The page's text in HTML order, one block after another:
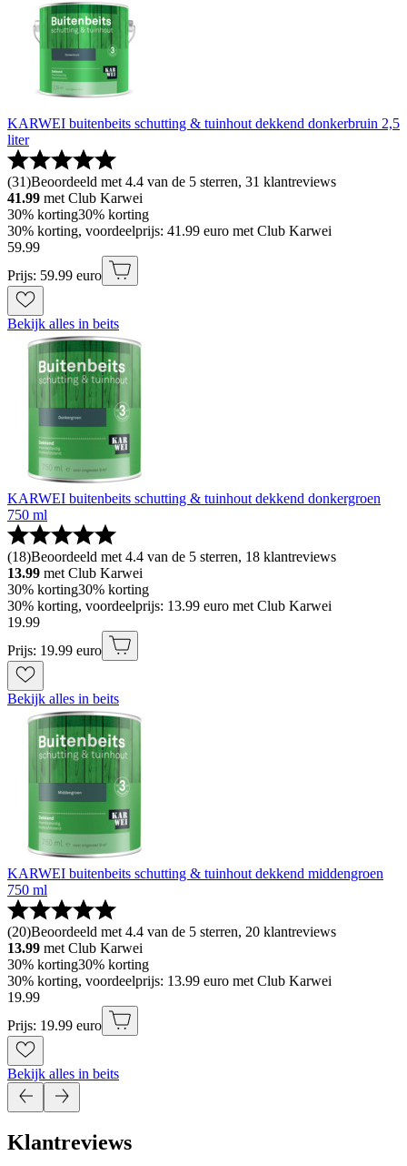
KARWEI buitenbeits schutting & tuinhout dekkend donkerbruin 2,5
liter
(31)Beoordeeld met 4.4 van de 5 sterren, 31 klantreviews
41.99 met Club Karwei
30% korting30% korting
30% korting, voordeelprijs: 41.99 euro met Club Karwei
59.99
Prijs: 59.99 euro
Bekijk alles in beits
KARWEI buitenbeits schutting & tuinhout dekkend donkergroen
750 ml
(18)Beoordeeld met 4.4 van de 5 sterren, 18 klantreviews
13.99 met Club Karwei
30% korting30% korting
30% korting, voordeelprijs: 13.99 euro met Club Karwei
19.99
Prijs: 19.99 euro
Bekijk alles in beits
KARWEI buitenbeits schutting & tuinhout dekkend middengroen
750 ml
(20)Beoordeeld met 4.4 van de 5 sterren, 20 klantreviews
13.99 met Club Karwei
30% korting30% korting
30% korting, voordeelprijs: 13.99 euro met Club Karwei
19.99
Prijs: 19.99 euro
Bekijk alles in beits
Klantreviews